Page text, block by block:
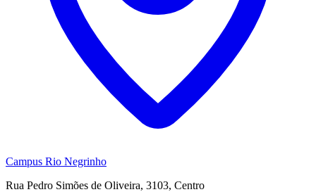
Campus Rio Negrinho
Rua Pedro Simões de Oliveira, 3103, Centro